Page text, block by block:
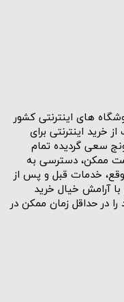
های اینترنتی کشور
اینترنتی برای
سعی گردیده تمام
ممکن، دسترسی به
خدمات قبل و پس از
آرامش خیال خرید
در حداقل زمان ممکن در